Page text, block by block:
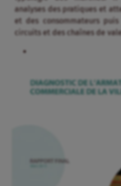
analyses des pratiques et
et des consommateurs
circuits et des chaînes de